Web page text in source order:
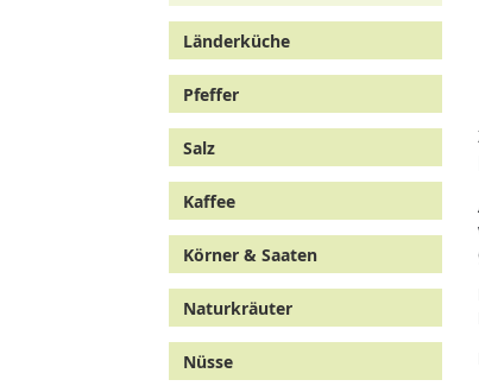
Länderküche
Pfeffer
Salz
Kaffee
Körner & Saaten
Naturkräuter
Nüsse